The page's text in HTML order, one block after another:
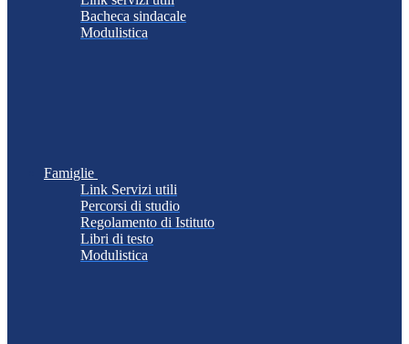
Bacheca sindacale
Modulistica
Famiglie
Link Servizi utili
Percorsi di studio
Regolamento di Istituto
Libri di testo
Modulistica